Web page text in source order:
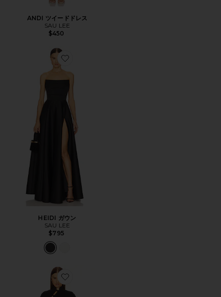
ANDI ツイードドレス
SAU LEE
$450
Favorite HEIDI ガウン
HEIDI ガウン
SAU LEE
$795
Favorite IRIS ミニドレス